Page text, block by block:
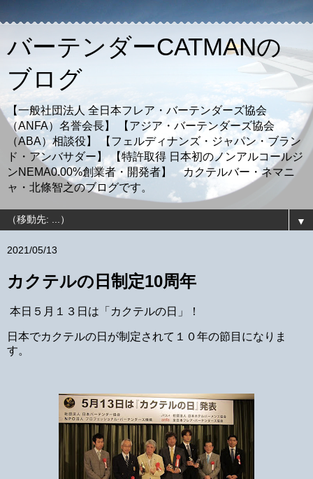
バーテンダーCATMANの
ブログ
【一般社団法人 全日本フレア・バーテンダーズ協会
（ANFA）名誉会長】 【アジア・バーテンダーズ協会
（ABA）相談役】 【フェルディナンズ・ジャパン・ブラン
ド・アンバサダー】 【特許取得 日本初のノンアルコールジ
ンNEMA0.00%創業者・開発者】 カクテルバー・ネマニ
ャ・北條智之のブログです。
▼
2021/05/13
カクテルの日制定10周年
本日５月１３日は「カクテルの日」！
日本でカクテルの日が制定されて１０年の節目になりま
す。